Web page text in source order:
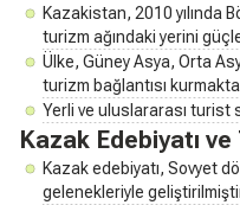
Kazakistan, 2010 yılında
turizm ağındaki yerini
Ülke, Güney Asya, Orta
turizm bağlantısı
Yerli ve uluslararası turist
Kazak Edebiyatı ve
Kazak edebiyatı, Sovyet
gelenekleriyle